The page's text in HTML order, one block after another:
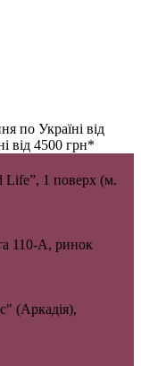
по Україні від
від 4500 грн*
Life”, 1 поверх (м.
110-А, ринок
(Аркадія),